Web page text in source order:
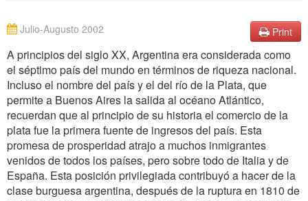
Print
Julio-Augusto 2002
A principios del siglo XX, Argentina era considerada como
el séptimo país del mundo en términos de riqueza nacional.
Incluso el nombre del país y el del río de la Plata, que
permite a Buenos Aires la salida al océano Atlántico,
recuerdan que al principio de su historia el comercio de la
plata fue la primera fuente de ingresos del país. Esta
promesa de prosperidad atrajo a muchos inmigrantes
venidos de todos los países, pero sobre todo de Italia y de
España. Esta posición privilegiada contribuyó a hacer de la
clase burguesa argentina, después de la ruptura en 1810 de